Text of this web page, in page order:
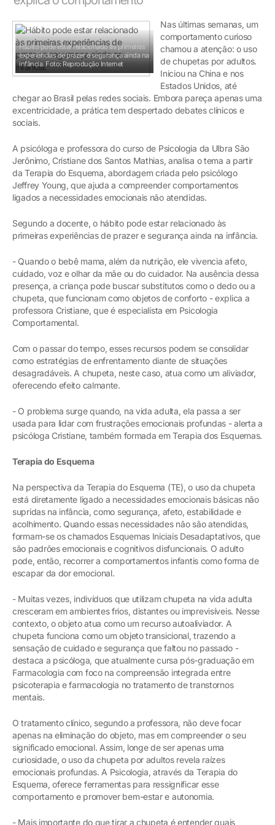
Hábito pode estar relacionado às primeiras
experiências de prazer e segurança ainda na
infância. Foto: Reprodução Internet
Nas últimas semanas, um
comportamento curioso
chamou a atenção: o uso
de chupetas por adultos.
Iniciou na China e nos
Estados Unidos, até
chegar ao Brasil pelas redes sociais. Embora pareça apenas uma
excentricidade, a prática tem despertado debates clínicos e
sociais.
A psicóloga e professora do curso de Psicologia da Ulbra São
Jerônimo, Cristiane dos Santos Mathias, analisa o tema a partir
da Terapia do Esquema, abordagem criada pelo psicólogo
Jeffrey Young, que ajuda a compreender comportamentos
ligados a necessidades emocionais não atendidas.
Segundo a docente, o hábito pode estar relacionado às
primeiras experiências de prazer e segurança ainda na infância.
- Quando o bebê mama, além da nutrição, ele vivencia afeto,
cuidado, voz e olhar da mãe ou do cuidador. Na ausência dessa
presença, a criança pode buscar substitutos como o dedo ou a
chupeta, que funcionam como objetos de conforto - explica a
professora Cristiane, que é especialista em Psicologia
Comportamental.
Com o passar do tempo, esses recursos podem se consolidar
como estratégias de enfrentamento diante de situações
desagradáveis. A chupeta, neste caso, atua como um aliviador,
oferecendo efeito calmante.
- O problema surge quando, na vida adulta, ela passa a ser
usada para lidar com frustrações emocionais profundas - alerta a
psicóloga Cristiane, também formada em Terapia dos Esquemas.
Terapia do Esquema
Na perspectiva da Terapia do Esquema (TE), o uso da chupeta
está diretamente ligado a necessidades emocionais básicas não
supridas na infância, como segurança, afeto, estabilidade e
acolhimento. Quando essas necessidades não são atendidas,
formam-se os chamados Esquemas Iniciais Desadaptativos, que
são padrões emocionais e cognitivos disfuncionais. O adulto
pode, então, recorrer a comportamentos infantis como forma de
escapar da dor emocional.
- Muitas vezes, indivíduos que utilizam chupeta na vida adulta
cresceram em ambientes frios, distantes ou imprevisíveis. Nesse
contexto, o objeto atua como um recurso autoaliviador. A
chupeta funciona como um objeto transicional, trazendo a
sensação de cuidado e segurança que faltou no passado -
destaca a psicóloga, que atualmente cursa pós-graduação em
Farmacologia com foco na compreensão integrada entre
psicoterapia e farmacologia no tratamento de transtornos
mentais.
O tratamento clínico, segundo a professora, não deve focar
apenas na eliminação do objeto, mas em compreender o seu
significado emocional. Assim, longe de ser apenas uma
curiosidade, o uso da chupeta por adultos revela raízes
emocionais profundas. A Psicologia, através da Terapia do
Esquema, oferece ferramentas para ressignificar esse
comportamento e promover bem-estar e autonomia.
- Mais importante do que tirar a chupeta é entender quais